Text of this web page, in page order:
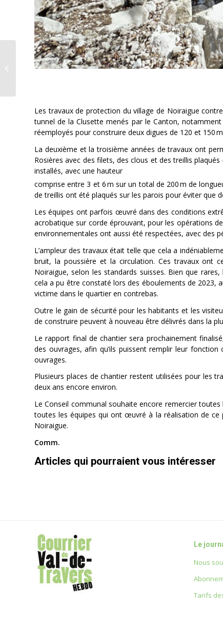
Les travaux de protection du village de Noiraigue
tunnel de la Clusette menés par le Canton,
réemployés pour construire deux digues de 120 et 150
La deuxième et la troisième années de travaux ont
Rosières avec des filets, des clous et des treillis
installés, avec une hauteur
comprise entre 3 et 6 m sur un total de 200 m de
de treillis ont été plaqués sur les parois pour éviter que
Les équipes ont parfois œuvré dans des conditions
acrobatique sur corde éprouvant, pour les opérations
environnementales ont aussi été respectées, avec des
L’ampleur des travaux était telle que cela a
bruit, la poussière et la circulation. Ces travaux ont
Noiraigue, selon les standards suisses. Bien que
cela a pu être constaté lors des éboulements de 2023,
victime dans le quartier en contrebas.
Outre le gain de sécurité pour les habitants et les
de construire peuvent à nouveau être délivrés dans la
Le rapport final de chantier sera prochainement
des ouvrages, afin qu’ils puissent remplir leur
ouvrages.
Plusieurs places de chantier restent utilisées pour les
deux ans encore environ.
Le Conseil communal souhaite encore remercier
toutes les équipes qui ont œuvré à la réalisation de ce
Noiraigue.
Comm.
Articles qui pourraient vous intéresser
Le
Nous
Tarifs
Théâtre des
Mascarons